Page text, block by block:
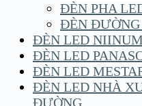
ĐÈN PHA
ĐÈN ĐƯỜNG
ĐÈN LED
ĐÈN LED
ĐÈN LED
ĐÈN LED NHÀ
ĐƯỜNG